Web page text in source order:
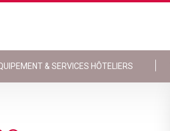
& SERVICES HÔTELIERS